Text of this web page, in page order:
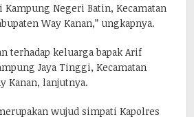
Kampung Negeri Batin, Kecamatan
Way Kanan,” ungkapnya.
terhadap keluarga bapak Arif
Jaya Tinggi, Kecamatan
Kanan, lanjutnya.
wujud simpati Kapolres